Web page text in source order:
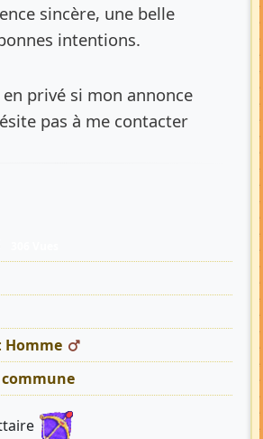
sincère, une belle
intentions.
privé si mon annonce
pas à me contacter
Homme
commune